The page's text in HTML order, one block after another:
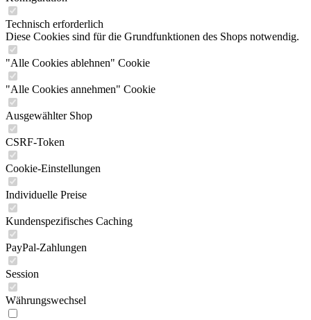
Technisch erforderlich
Diese Cookies sind für die Grundfunktionen des Shops notwendig.
"Alle Cookies ablehnen" Cookie
"Alle Cookies annehmen" Cookie
Ausgewählter Shop
CSRF-Token
Cookie-Einstellungen
Individuelle Preise
Kundenspezifisches Caching
PayPal-Zahlungen
Session
Währungswechsel